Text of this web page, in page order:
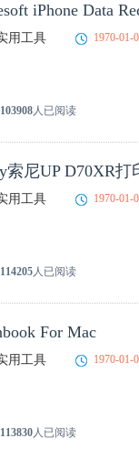
iPhone Data
用工具 1970-01-
103908人已阅读
索尼UP D70XR打
用工具 1970-01-
114205人已阅读
For Mac
用工具 1970-01-
113830人已阅读